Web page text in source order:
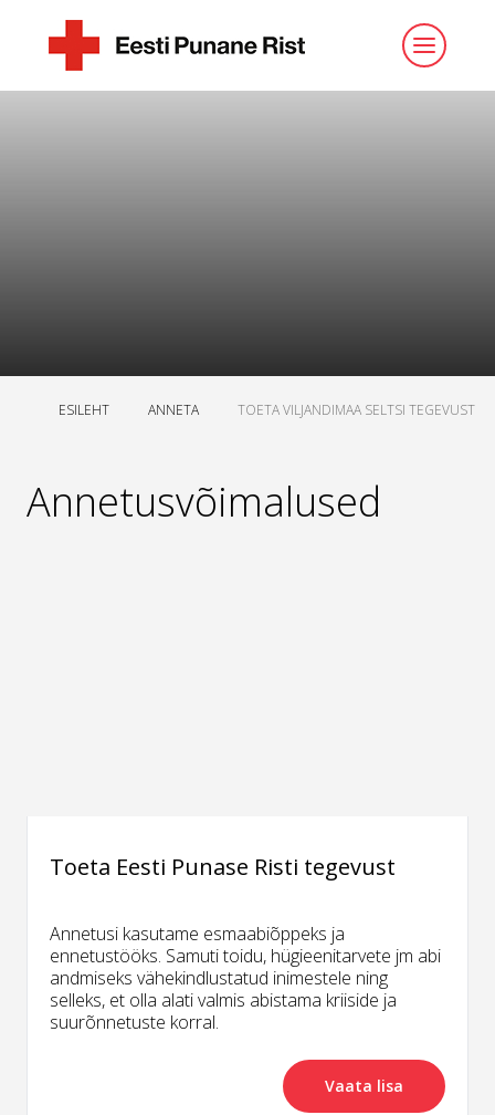
ESILEHT ANNETA TOETA VILJANDIMAA SELTSI TEGEVUST
Annetusvõimalused
Toeta Eesti Punase Risti tegevust
Annetusi kasutame esmaabiõppeks ja
ennetustööks. Samuti toidu, hügieenitarvete jm abi
andmiseks vähekindlustatud inimestele ning
selleks, et olla alati valmis abistama kriiside ja
suurõnnetuste korral.
Vaata lisa